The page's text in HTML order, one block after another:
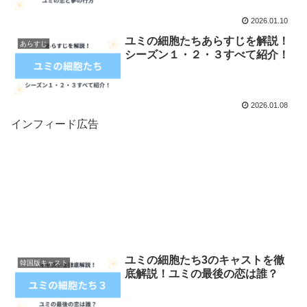
2026.01.10
あらすじ
ユミの細胞たちあらすじを解説！
シーズン１・２・３すべて紹介！
2026.01.08
インフィード広告
韓国版キャスト
ユミの細胞たち3のキャストを徹
底解説！ユミの最後の恋は誰？